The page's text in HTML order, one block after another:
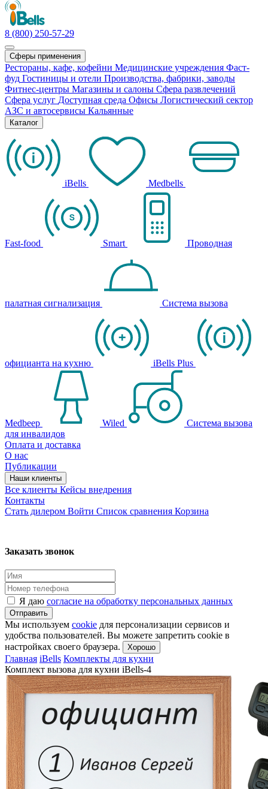
8 (800) 250-57-29
Сферы применения
Рестораны, кафе, кофейни Медицинские учреждения Фаст-
фуд Гостиницы и отели Производства, фабрики, заводы
Фитнес-центры Магазины и салоны Сфера развлечений
Сфера услуг Доступная среда Офисы Логистический сектор
АЗС и автосервисы Кальянные
Каталог
iBells Medbells
Fast-food Smart Проводная
палатная сигнализация Система вызова
официанта на кухню iBells Plus
Medbeep Wiled
Система вызова
для инвалидов
Оплата и доставка
О нас
Публикации
Наши клиенты
Все клиенты Кейсы внедрения
Контакты
Стать дилером Войти Список сравнения Корзина
Заказать звонок
Я даю согласие на обработку персональных данных
Отправить
Мы используем cookie для персонализации сервисов и
удобства пользователей. Вы можете запретить cookie в
настройках своего браузера.
Хорошо
Главная iBells Комплекты для кухни
Комплект вызова для кухни iBells-4